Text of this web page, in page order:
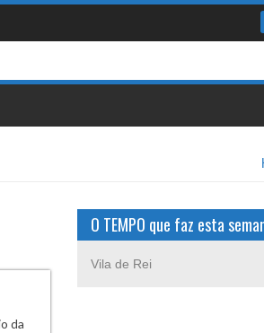
da
O TEMPO que faz esta
Vila de Rei